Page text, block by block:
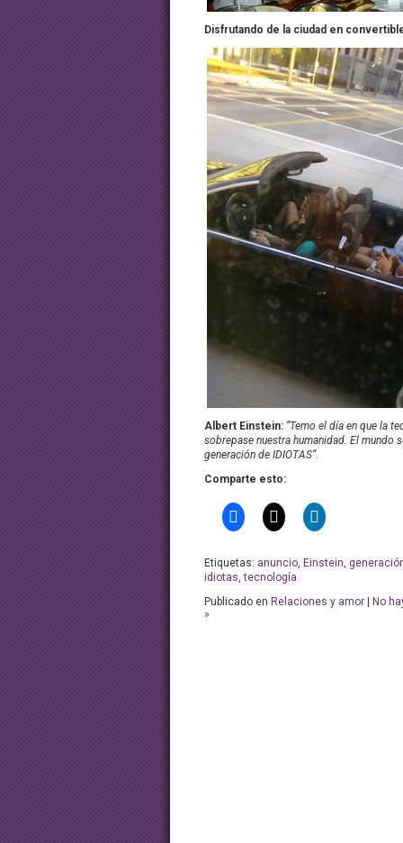
Disfrutando de la ciudad en
Albert Einstein: “Temo el día en que la
sobrepase nuestra humanidad. El mundo
generación de IDIOTAS”.
Comparte esto:
Etiquetas: anuncio, Einstein,
idiotas,tecnología
Publicado en Relaciones y amor
No
»